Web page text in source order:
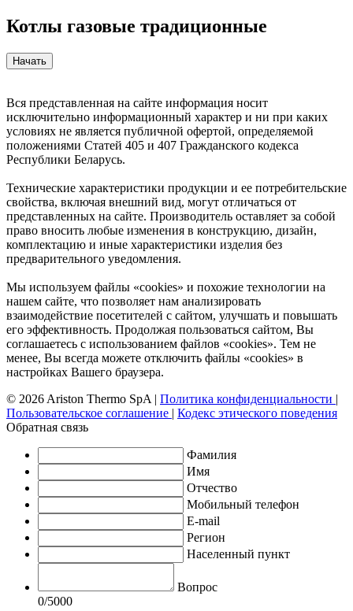
Котлы газовые традиционные
Вся представленная на сайте информация носит
исключительно информационный характер и ни при каких
условиях не является публичной офертой, определяемой
положениями Статей 405 и 407 Гражданского кодекса
Республики Беларусь.
Технические характеристики продукции и ее потребительские
свойства, включая внешний вид, могут отличаться от
представленных на сайте. Производитель оставляет за собой
право вносить любые изменения в конструкцию, дизайн,
комплектацию и иные характеристики изделия без
предварительного уведомления.
Мы используем файлы «cookies» и похожие технологии на
нашем сайте, что позволяет нам анализировать
взаимодействие посетителей с сайтом, улучшать и повышать
его эффективность. Продолжая пользоваться сайтом, Вы
соглашаетесь с использованием файлов «cookies». Тем не
менее, Вы всегда можете отключить файлы «cookies» в
настройках Вашего браузера.
© 2026 Ariston Thermo SpA | Политика конфиденциальности |
Пользовательское соглашение | Кодекс этического поведения
Обратная связь
Фамилия
Имя
Отчество
Мобильный телефон
E-mail
Регион
Населенный пункт
Вопрос
0/5000